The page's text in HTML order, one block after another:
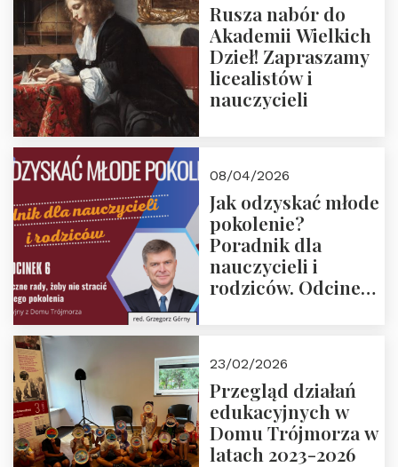
Rusza nabór do
Akademii Wielkich
Dzieł! Zapraszamy
licealistów i
nauczycieli
08/04/2026
Jak odzyskać młode
pokolenie?
Poradnik dla
nauczycieli i
rodziców. Odcinek
Rozmawiają red.
Grzegorz Górny i
prof. Michał
Łuczewski
23/02/2026
Przegląd działań
edukacyjnych w
Domu Trójmorza w
latach 2023-2026